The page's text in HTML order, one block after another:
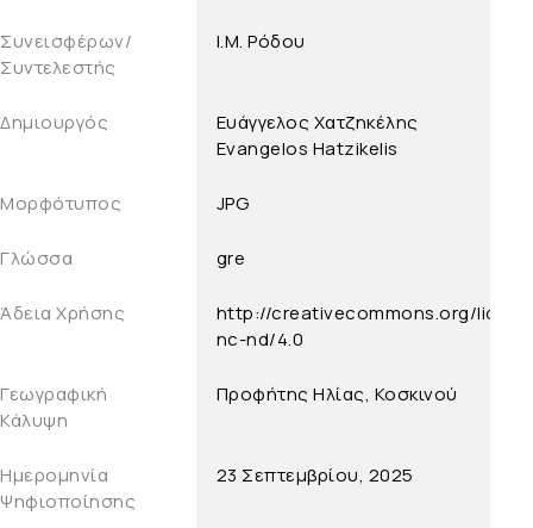
Συνεισφέρων/
Συντελεστής
Ι.Μ. Ρόδου
Δημιουργός
Ευάγγελος Χατζηκέλης
Evangelos Hatzikelis
Μορφότυπος JPG
Γλώσσα gre
Άδεια Χρήσης
http://creativecommons.org/
nc-nd/4.0
Γεωγραφική
Κάλυψη
Προφήτης Ηλίας, Κοσκινού
Ημερομηνία
Ψηφιοποίησης
23 Σεπτεμβρίου, 2025